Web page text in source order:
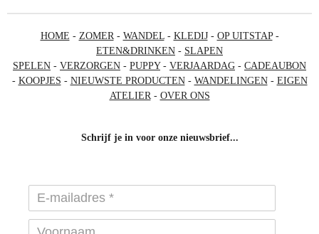
HOME - ZOMER- WANDEL- KLEDIJ- OP UITSTAP-
ETEN&DRINKEN - SLAPEN
SPELEN - VERZORGEN - PUPPY- VERJAARDAG - CADEAUBON
- KOOPJES - NIEUWSTE PRODUCTEN- WANDELINGEN- EIGEN
ATELIER- OVER ONS
Schrijf je in voor onze nieuwsbrief...